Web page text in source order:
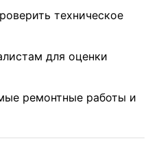
техническое
для оценки
ремонтные работы и